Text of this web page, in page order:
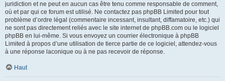
juridiction et ne peut en aucun cas être tenu comme responsable de comment,
où et par qui ce forum est utilisé. Ne contactez pas phpBB Limited pour tout
problème d’ordre légal (commentaire incessant, insultant, diffamatoire, etc.) qui
ne sont pas directement reliés avec le site internet de phpBB.com ou le logiciel
phpBB en lui-même. Si vous envoyez un courrier électronique à phpBB
Limited à propos d’une utilisation de tierce partie de ce logiciel, attendez-vous
à une réponse laconique ou à ne pas recevoir de réponse.
Haut